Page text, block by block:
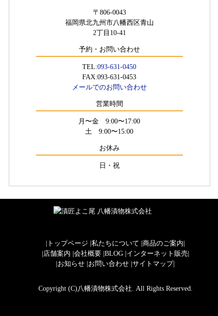
〒806-0043
福岡県北九州市八幡西区青山
2丁目10-41
予約・お問い合わせ
TEL:093-631-0450
FAX:093-631-0453
メールでのお問い合わせ
営業時間
月〜金 9:00〜17:00
土 9:00〜15:00
お休み
日・祝
| トップページ |私たちについて |商品のご案内|
| 店舗案内 |会社概要|BLOG|インターネット販売|
|お知らせ |お問い合わせ |サイトマップ|
Copyright (C) 八幡漬物株式会社 . All Rights Reserved.